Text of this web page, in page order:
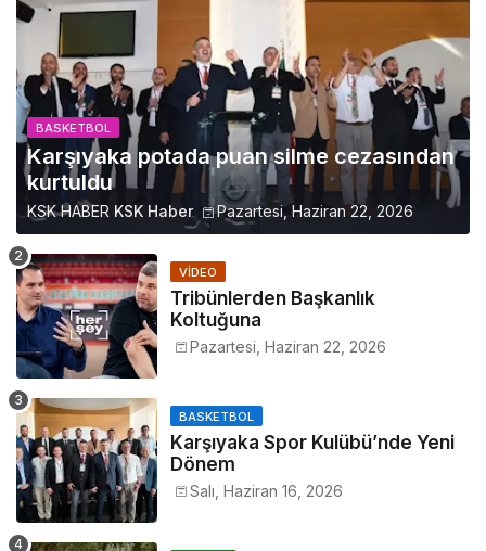
BASKETBOL
Karşıyaka potada puan silme cezasından
kurtuldu
KSK HABER KSK Haber Pazartesi, Haziran 22, 2026
VIDEO
Tribünlerden Başkanlık
Koltuğuna
Pazartesi, Haziran 22, 2026
BASKETBOL
Karşıyaka Spor Kulübü’nde Yeni
Dönem
Salı, Haziran 16, 2026